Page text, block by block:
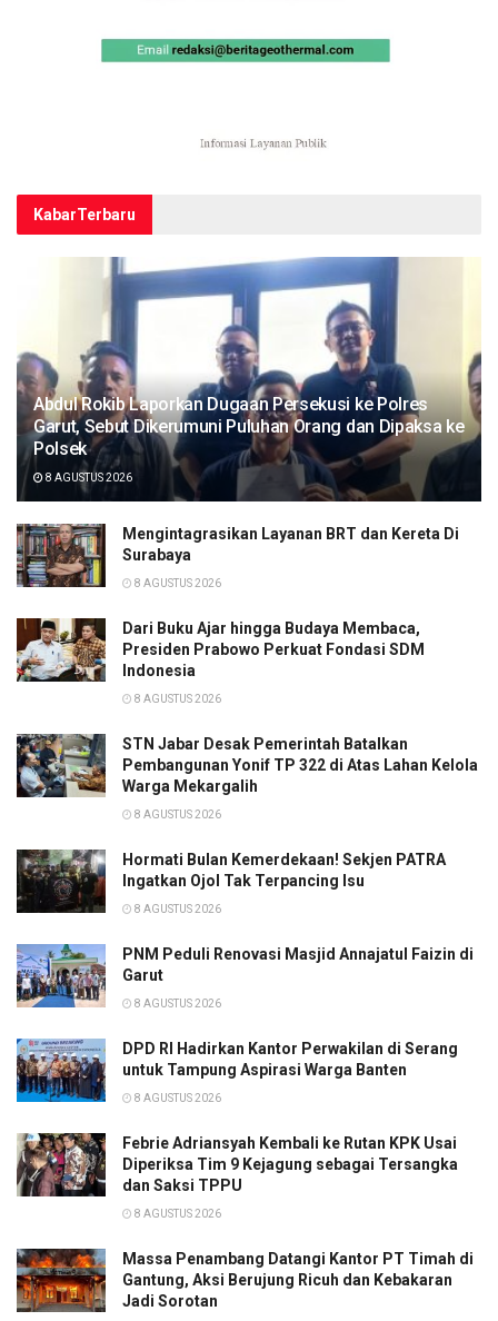
KabarTerbaru
Abdul Rokib Laporkan Dugaan Persekusi ke Polres
Garut, Sebut Dikerumuni Puluhan Orang dan Dipaksa ke
Polsek
8 AGUSTUS 2026
Mengintagrasikan Layanan BRT dan Kereta Di
Surabaya
8 AGUSTUS 2026
Dari Buku Ajar hingga Budaya Membaca,
Presiden Prabowo Perkuat Fondasi SDM
Indonesia
8 AGUSTUS 2026
STN Jabar Desak Pemerintah Batalkan
Pembangunan Yonif TP 322 di Atas Lahan Kelola
Warga Mekargalih
8 AGUSTUS 2026
Hormati Bulan Kemerdekaan! Sekjen PATRA
Ingatkan Ojol Tak Terpancing Isu
8 AGUSTUS 2026
PNM Peduli Renovasi Masjid Annajatul Faizin di
Garut
8 AGUSTUS 2026
DPD RI Hadirkan Kantor Perwakilan di Serang
untuk Tampung Aspirasi Warga Banten
8 AGUSTUS 2026
Febrie Adriansyah Kembali ke Rutan KPK Usai
Diperiksa Tim 9 Kejagung sebagai Tersangka
dan Saksi TPPU
8 AGUSTUS 2026
Massa Penambang Datangi Kantor PT Timah di
Gantung, Aksi Berujung Ricuh dan Kebakaran
Jadi Sorotan